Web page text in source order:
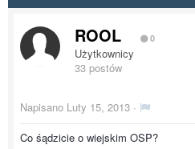
ROOL 0
Użytkownicy
33 postów
Napisano Luty 15, 2013 ·
Co śądzicie o wiejskim OSP?